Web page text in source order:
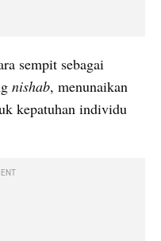
sempit sebagai
nishab, menunaikan
kepatuhan individu